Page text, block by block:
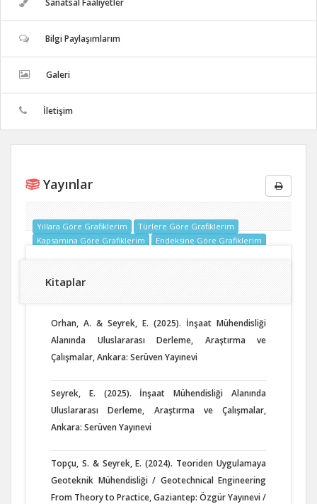
Sanatsal Faaliyetler
Bilgi Paylaşımlarım
Galeri
İletişim
Yayınlar
Yıllara Göre Grafiklerim
Türlere Göre Grafiklerim
Kapsamına Göre Grafiklerim
Endeksine Göre Grafiklerim
Kitaplar
Orhan, A. & Seyrek, E. (2025). İnşaat Mühendisliği
Alanında Uluslararası Derleme, Araştırma ve
Çalışmalar, Ankara: Serüven Yayınevi
Seyrek, E. (2025). İnşaat Mühendisliği Alanında
Uluslararası Derleme, Araştırma ve Çalışmalar,
Ankara: Serüven Yayınevi
Topçu, S. & Seyrek, E. (2024). Teoriden Uygulamaya
Geoteknik Mühendisliği / Geotechnical Engineering
From Theory to Practice, Gaziantep: Özgür Yayınevi /